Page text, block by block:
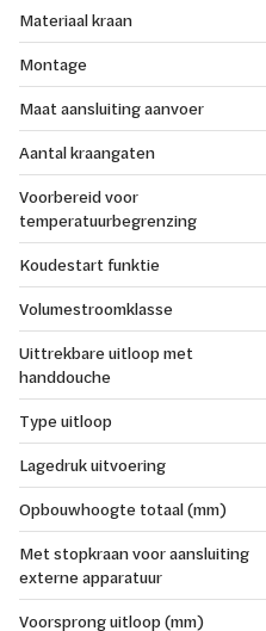
Materiaal kraan
Montage
Maat aansluiting aanvoer
Aantal kraangaten
Voorbereid voor
temperatuurbegrenzing
Koudestart funktie
Volumestroomklasse
Uittrekbare uitloop met
handdouche
Type uitloop
Lagedruk uitvoering
Opbouwhoogte totaal (mm)
Met stopkraan voor aansluiting
externe apparatuur
Voorsprong uitloop (mm)